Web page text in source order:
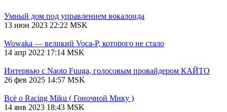
Умный дом под управлением вокалоида
13 июн 2023 22:22 MSK
Wowaka — великий Voca-P, которого не стало
14 апр 2022 17:14 MSK
Интервью с Naoto Fuuga, голосовым провайдером КАЙТО
26 фев 2025 14:57 MSK
Всё о Racing Miku ( Гоночной Мику )
14 янв 2023 18:43 MSK